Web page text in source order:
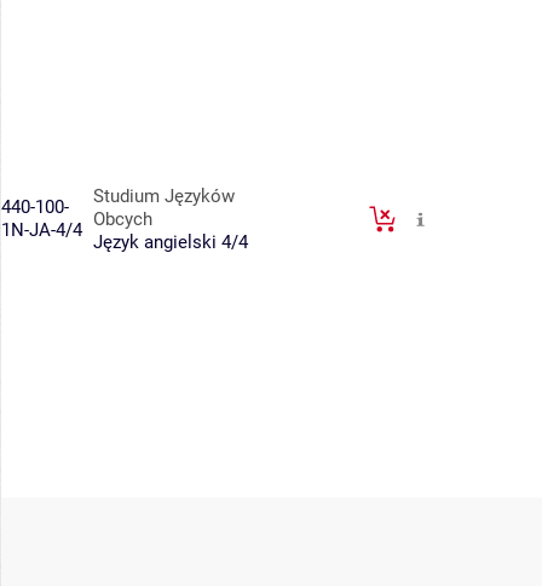
440-100-
1N-JA-4/4
Studium Języków
Obcych
Język angielski 4/4